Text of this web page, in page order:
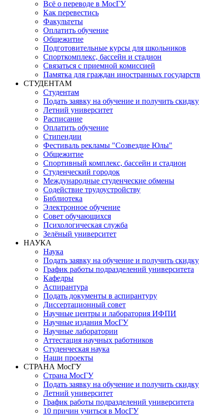
Всё о переводе в МосГУ
Как перевестись
Факультеты
Оплатить обучение
Общежитие
Подготовительные курсы для школьников
Спорткомплекс, бассейн и стадион
Связаться с приемной комиссией
Памятка для граждан иностранных государств
СТУДЕНТАМ
Студентам
Подать заявку на обучение и получить скидку
Летний университет
Расписание
Оплатить обучение
Стипендии
Фестиваль рекламы "Созвездие Юлы"
Общежитие
Спортивный комплекс, бассейн и стадион
Студенческий городок
Международные студенческие обмены
Содействие трудоустройству
Библиотека
Электронное обучение
Совет обучающихся
Психологическая служба
Зелёный университет
НАУКА
Наука
Подать заявку на обучение и получить скидку
График работы подразделений университета
Кафедры
Аспирантура
Подать документы в аспирантуру
Диссертационный совет
Научные центры и лаборатория ИФПИ
Научные издания МосГУ
Научные лаборатории
Аттестация научных работников
Студенческая наука
Наши проекты
СТРАНА МосГУ
Страна МосГУ
Подать заявку на обучение и получить скидку
Летний университет
График работы подразделений университета
10 причин учиться в МосГУ